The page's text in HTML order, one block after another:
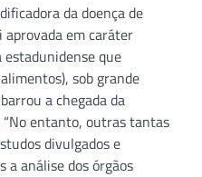
da doença de
aprovada em caráter
estadunidense que
sob grande
a chegada da
“No entanto, outras tantas
divulgados e
a análise dos órgãos